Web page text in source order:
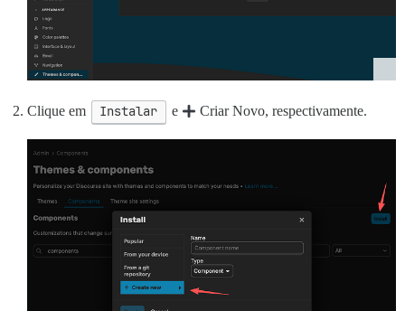
Clique em Instalar e Criar Novo, respectivamente.